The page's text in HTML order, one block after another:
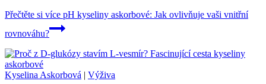
Přečtěte si více pH kyseliny askorbové: Jak ovlivňuje vaši vnitřní
rovnováhu?
Kyselina Askorbová | Výživa